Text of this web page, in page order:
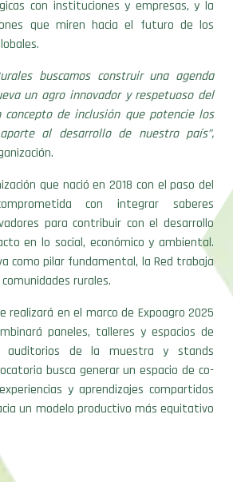
con instituciones y empresas, y la
que miren hacia el futuro de los
buscamos construir una agenda
un agro innovador y respetuoso del
concepto de inclusión que potencie los
al desarrollo de nuestro país”,
que nació en 2018 con el paso del
con integrar saberes
para contribuir con el desarrollo
en lo social, económico y ambiental.
como pilar fundamental, la Red trabaja
rurales.
realizará en el marco de Expoagro 2025
paneles, talleres y espacios de
auditorios de la muestra y stands
busca generar un espacio de co-
y aprendizajes compartidos
un modelo productivo más equitativo